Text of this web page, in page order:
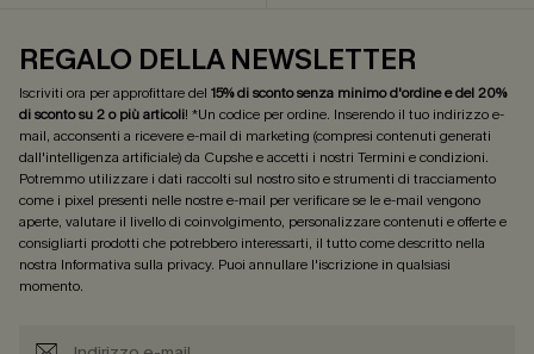
REGALO DELLA NEWSLETTER
Iscriviti ora per approfittare del 15% di sconto senza minimo d'ordine e del 20%
di sconto su 2 o più articoli! *Un codice per ordine. Inserendo il tuo indirizzo e-
mail, acconsenti a ricevere e-mail di marketing (compresi contenuti generati
dall'intelligenza artificiale) da Cupshe e accetti i nostri Termini e condizioni.
Potremmo utilizzare i dati raccolti sul nostro sito e strumenti di tracciamento
come i pixel presenti nelle nostre e-mail per verificare se le e-mail vengono
aperte, valutare il livello di coinvolgimento, personalizzare contenuti e offerte e
consigliarti prodotti che potrebbero interessarti, il tutto come descritto nella
nostra Informativa sulla privacy. Puoi annullare l'iscrizione in qualsiasi
momento.